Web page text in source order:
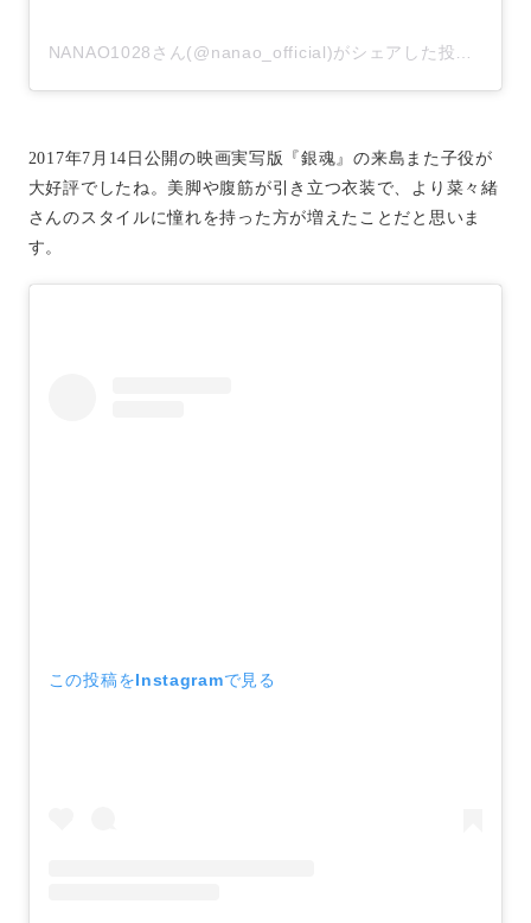
2017年7月14日公開の映画実写版『銀魂』の来島また子役が
大好評でしたね。美脚や腹筋が引き立つ衣装で、より菜々緒
さんのスタイルに憧れを持った方が増えたことだと思いま
す。
この投稿をInstagramで見る